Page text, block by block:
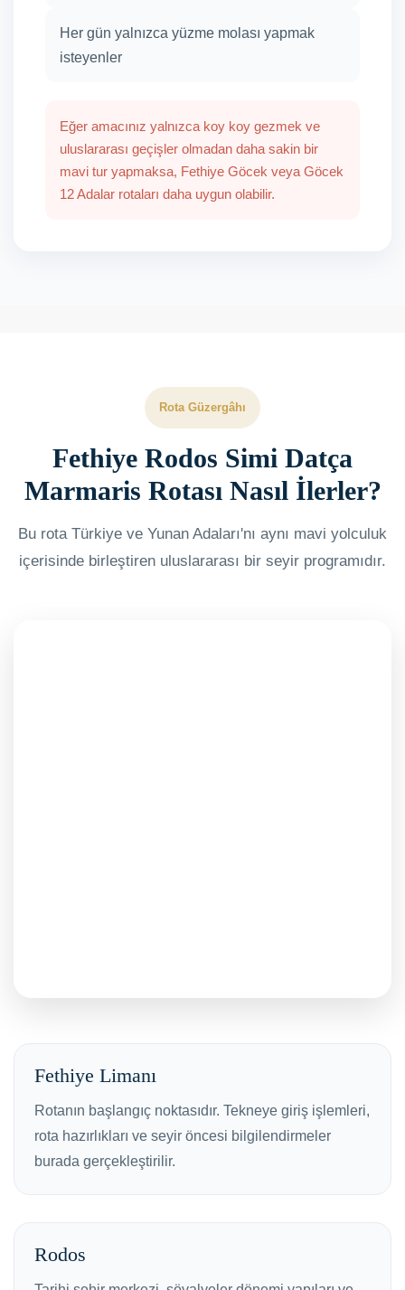
Her gün yalnızca yüzme molası yapmak
isteyenler
Eğer amacınız yalnızca koy koy gezmek ve
uluslararası geçişler olmadan daha sakin bir
mavi tur yapmaksa, Fethiye Göcek veya Göcek
12 Adalar rotaları daha uygun olabilir.
Rota Güzergâhı
Fethiye Rodos Simi Datça
Marmaris Rotası Nasıl İlerler?
Bu rota Türkiye ve Yunan Adaları'nı aynı mavi yolculuk
içerisinde birleştiren uluslararası bir seyir programıdır.
Fethiye Limanı
Rotanın başlangıç noktasıdır. Tekneye giriş işlemleri,
rota hazırlıkları ve seyir öncesi bilgilendirmeler
burada gerçekleştirilir.
Rodos